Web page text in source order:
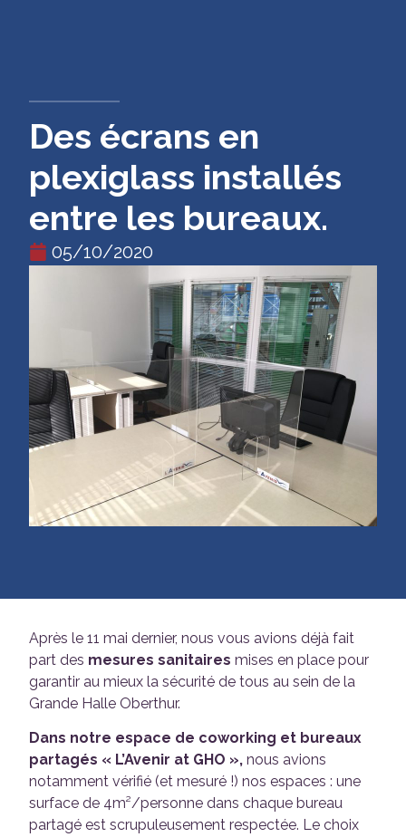
Des écrans en
plexiglass installés
entre les bureaux.
05/10/2020
Après le 11 mai dernier, nous vous avions déjà fait
part des mesures sanitaires mises en place pour
garantir au mieux la sécurité de tous au sein de la
Grande Halle Oberthur.
Dans notre espace de coworking et bureaux
partagés « L’Avenir at GHO », nous avions
notamment vérifié (et mesuré !) nos espaces : une
surface de 4m²/personne dans chaque bureau
partagé est scrupuleusement respectée. Le choix